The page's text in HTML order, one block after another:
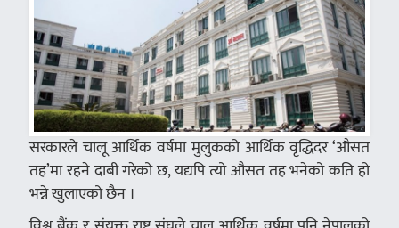
सरकारले चालू आर्थिक वर्षमा मुलुकको आर्थिक वृद्धिदर ‘औसत
तह’मा रहने दाबी गरेको छ, यद्यपि त्यो औसत तह भनेको कति हो
भन्ने खुलाएको छैन ।